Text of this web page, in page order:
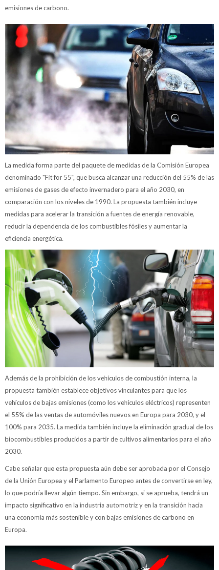
emisiones de carbono.
La medida forma parte del paquete de medidas de la Comisión Europea
denominado "Fit for 55", que busca alcanzar una reducción del 55% de las
emisiones de gases de efecto invernadero para el año 2030, en
comparación con los niveles de 1990. La propuesta también incluye
medidas para acelerar la transición a fuentes de energía renovable,
reducir la dependencia de los combustibles fósiles y aumentar la
eficiencia energética.
Además de la prohibición de los vehículos de combustión interna, la
propuesta también establece objetivos vinculantes para que los
vehículos de bajas emisiones (como los vehículos eléctricos) representen
el 55% de las ventas de automóviles nuevos en Europa para 2030, y el
100% para 2035. La medida también incluye la eliminación gradual de los
biocombustibles producidos a partir de cultivos alimentarios para el año
2030.
Cabe señalar que esta propuesta aún debe ser aprobada por el Consejo
de la Unión Europea y el Parlamento Europeo antes de convertirse en ley,
lo que podría llevar algún tiempo. Sin embargo, si se aprueba, tendrá un
impacto significativo en la industria automotriz y en la transición hacia
una economía más sostenible y con bajas emisiones de carbono en
Europa.